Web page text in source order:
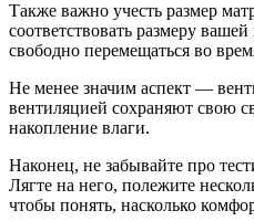
Также важно учесть размер
соответствовать размеру
свободно перемещаться во
Не менее значим аспект —
вентиляцией сохраняют свою
накопление влаги.
Наконец, не забывайте про
Лягте на него, полежите
чтобы понять, насколько